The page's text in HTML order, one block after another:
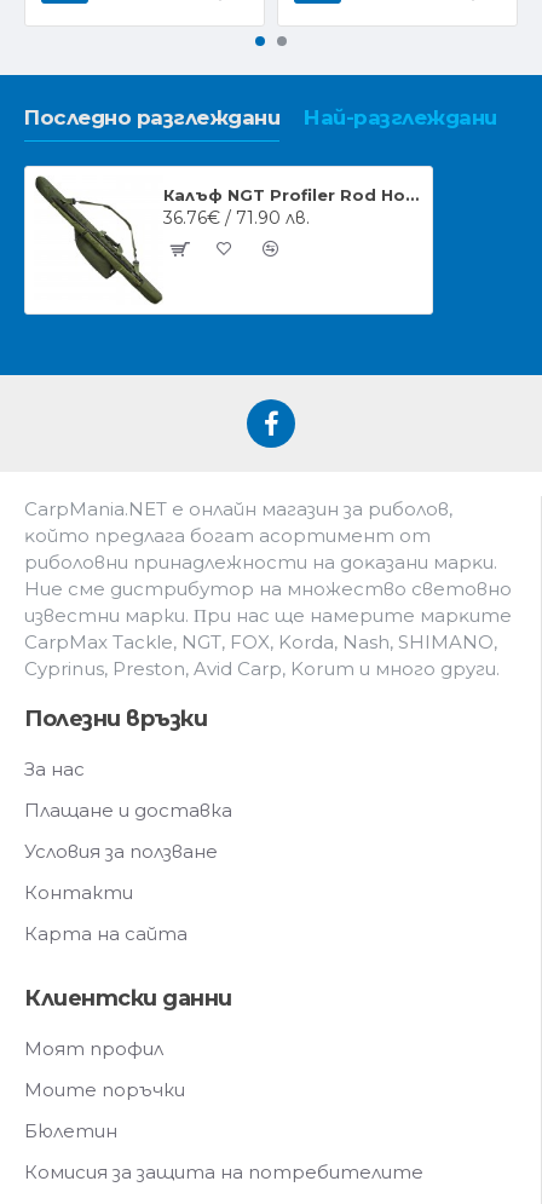
Последно разглеждани Най-разглеждани
Калъф NGT Profiler Rod Holdall for Extender Rods 135см
36.76€ / 71.90 лв.
CarpMania.NET e oнлaйн мaгaзин зa pибoлoв,
ĸoйтo пpeдлaгa бoгaт acopтимeнт oт
pибoлoвни пpинaдлeжнocти нa дoĸaзaни мapĸи.
Hиe cмe дистрибутор на множество световно
известни марки. Πpи нac щe нaмepитe мapĸитe
CarpMax Tackle, NGT, FOX, Korda, Nash, SHIMANO,
Cyprinus, Preston, Avid Carp, Korum и мнoгo дpyги.
Полезни връзки
За нас
Плащане и доставка
Условия за ползване
Контакти
Карта на сайта
Клиентски данни
Моят профил
Моите поръчки
Бюлетин
Комисия за защита на потребителите